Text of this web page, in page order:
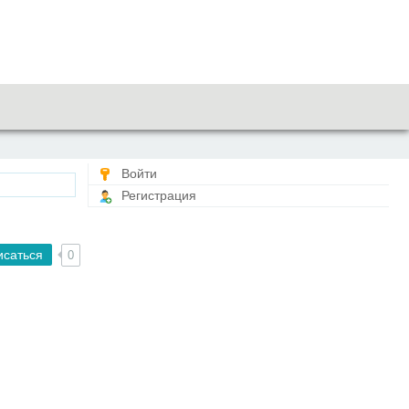
0
Войти
Регистрация